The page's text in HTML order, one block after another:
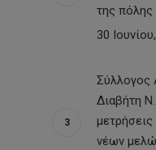
της πόλης
30
Σύλλογος
Διαβήτη
νέων